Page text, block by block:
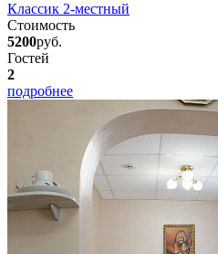
Классик 2-местный
Стоимость
5200руб.
Гостей
2
подробнее